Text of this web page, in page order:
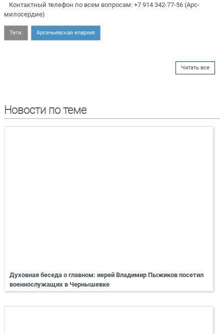
⠀Контактный телефон по всем вопросам: +7 914 342-77-56 (Арс-
милосердие)
Теги: Арсеньевская епархия
Читать все
Новости по теме
Духовная беседа о главном: иерей Владимир Пыжиков посетил
военнослужащих в Чернышевке